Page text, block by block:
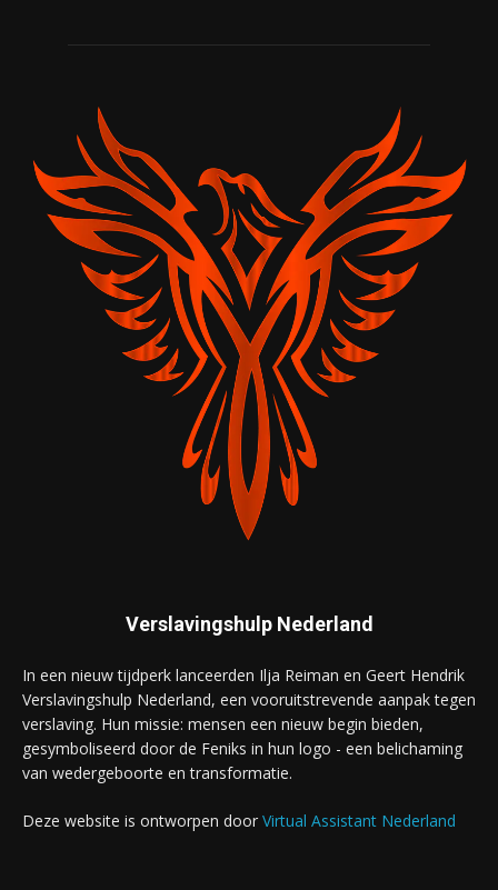
Verslavingshulp Nederland
In een nieuw tijdperk lanceerden Ilja Reiman en Geert Hendrik
Verslavingshulp Nederland, een vooruitstrevende aanpak tegen
verslaving. Hun missie: mensen een nieuw begin bieden,
gesymboliseerd door de Feniks in hun logo - een belichaming
van wedergeboorte en transformatie.
Deze website is ontworpen door Virtual Assistant Nederland